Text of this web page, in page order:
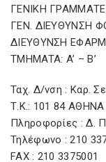
ΓΕΝΙΚΗ
ΓΕΝ. ΔΙΕΥΘΥΝΣΗ
ΔΙΕΥΘΥΝΣΗ
ΤΜΗΜATA: A’ – Β’
Ταχ. Δ/νση : Καρ.
Τ.Κ.: 101 84 ΑΘΗΝΑ
Πληροφορίες : Δ.
Τηλέφωνο : 210
FAX : 210 3375001